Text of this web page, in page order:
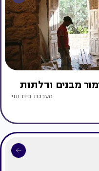
מבנים ודלתות
מערכת בית ונוי